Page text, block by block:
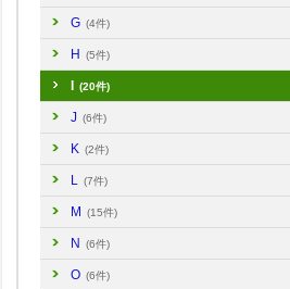
G (4件)
H (5件)
(20件)
J (6件)
K (2件)
L (7件)
M (15件)
N (6件)
O (6件)